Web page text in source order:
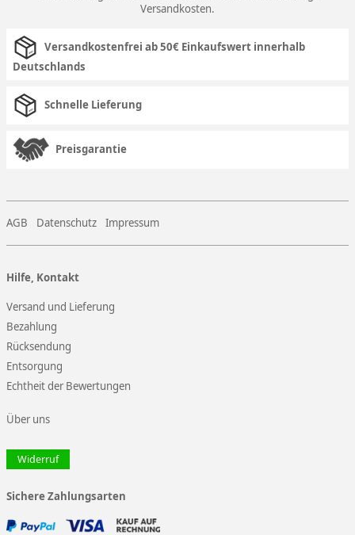
Versandkosten.
Versandkostenfrei ab 50€ Einkaufswert innerhalb
Deutschlands
Schnelle Lieferung
Preisgarantie
AGB Datenschutz Impressum
Hilfe, Kontakt
Versand und Lieferung
Bezahlung
Rücksendung
Entsorgung
Echtheit der Bewertungen
Über uns
Widerruf
Sichere Zahlungsarten